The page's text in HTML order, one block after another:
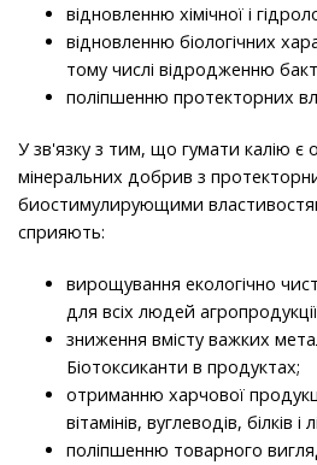
відновленню хімічної і
відновленню біологічних
тому числі відродженню
поліпшенню протекторних
У зв'язку з тим, що гумати калію є
мінеральних добрив з
биостимулирующими
сприяють:
вирощування екологічно
для всіх людей
зниження вмісту важких
Біотоксиканти в продуктах;
отриманню харчової
вітамінів, вуглеводів, білків і
поліпшенню товарного